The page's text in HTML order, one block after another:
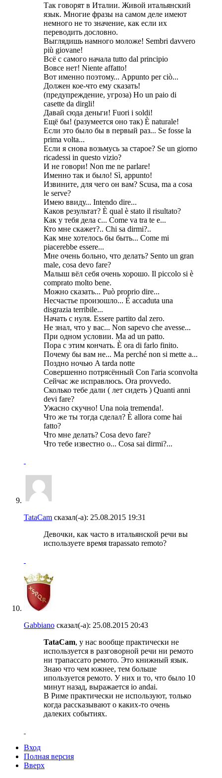
Так говорят в Италии. Живой итальянский
язык. Многие фразы на самом деле имеют
немного не то значение, как если их
переводить дословно.
Выглядишь намного моложе! Sembri davvero
più giovane!
Вcё с самого начала tutto dal principio
Вовсе нет! Niente affatto!
Вот именно поэтому... Appunto per ciò...
Должен кое-что ему сказать!
(предупреждение, угроза) Ho un paio di
casette da dirgli!
Давай сюда деньги! Fuori i soldi!
Ещё бы! (разумеется оно так) È naturale!
Если это было бы в первый раз... Se fosse la
prima volta...
Если я снова возьмусь за старое? Se un giorno
ricadessi in questo vizio?
И не говори! Non me ne parlare!
Именно так и было! Sì, appunto!
Извините, для чего он вам? Scusa, ma a cosa
le serve?
Имею ввиду... Intendo dire...
Каков результат? È qual è stato il risultato?
Как у тебя дела с... Come va tra te e...
Кто мне скажет?.. Chi sa dirmi?..
Как мне хотелось бы быть... Come mi
piacerebbe essere...
Мне очень больно, что делать? Sento un gran
male, cosa devo fare?
Малыш вёл себя очень хорошо. Il piccolo si è
comprato molto bene.
Можно сказать... Può proprio dire...
Несчастье произошло... È accaduta una
disgrazia terribile...
Начать с нуля. Essere partito dal zero.
Не знал, что у вас... Non sapevo che avesse...
При одном условии. Ma ad un patto.
Пора с этим кончать. È ora di farlo finito.
Почему бы вам не... Ma perché non si mette a...
Поздно ночью A tarda notte
Совершенно потрясённый Con l'aria sconvolta
Сейчас же исправлюсь. Ora provvedo.
Сколько тебе дали ( лет сидеть ) Quanti anni
devi fare?
Ужасно скучно! Una noia tremenda!.
Что же ты тогда сделал? È allora come hai
fatto?
Что мне делать? Cosa devo fare?
Что тебе известно о... Cosa sai dirmi?...
TataCam сказал(-а): 25.08.2015 19:31
Девочки, как часто в итальянской речи вы
используете время trapassato remoto?
Gabbiano сказал(-а): 25.08.2015 20:43
TataCam, у нас вообще практически не
используется в разговорной речи ни ремото
ни трапассато ремото. Это книжный язык.
Знаю что чем южнее, тем больше
ипользуется ремото. У них и то, что было 10
минут назад, выражается io andai.
В Риме практически не используют, только
когда рассказывают о каких-то очень
далеких событиях.
Вход
Полная версия
Вверх